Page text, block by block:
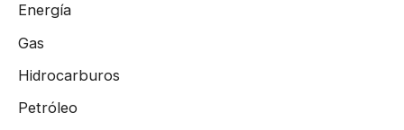
Energía
Gas
Hidrocarburos
Petróleo